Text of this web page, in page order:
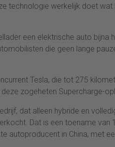
technologie werkelijk doet
een elektrische auto bijna
die geen lange
Tesla, die tot 275
zogeheten Supercharge-
dat alleen hybride en
Dat is een toename van
autoproducent in China, met